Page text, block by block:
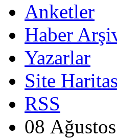
Anketler
Haber
Yazarlar
Site
RSS
08